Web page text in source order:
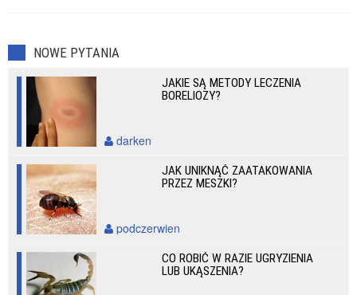
NOWE PYTANIA
JAKIE SĄ METODY LECZENIA
BORELIOZY?
darken
JAK UNIKNĄĆ ZAATAKOWANIA
PRZEZ MESZKI?
podczerwien
CO ROBIĆ W RAZIE UGRYZIENIA
LUB UKĄSZENIA?